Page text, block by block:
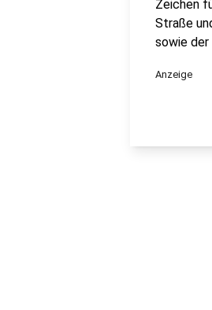
Zeichen
Straße
sowie der
Anzeige